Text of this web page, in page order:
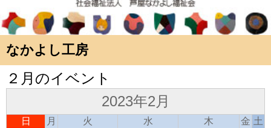
なかよし工房
２月のイベント
2023年2月
日 月 火 水 木 金 土